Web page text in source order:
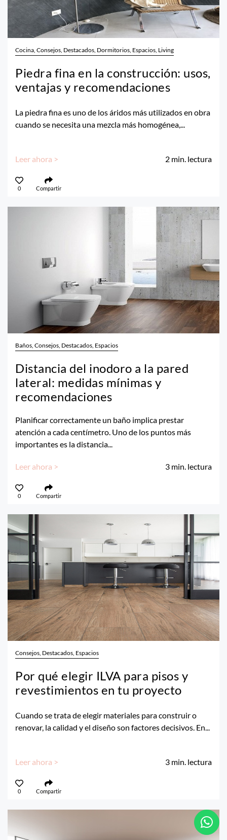
Cocina, Consejos, Destacados, Dormitorios, Espacios, Living
Piedra fina en la construcción: usos,
ventajas y recomendaciones
La piedra fina es uno de los áridos más utilizados en obra
cuando se necesita una mezcla más homogénea,...
Leer ahora > 2 min. lectura
0 Compartir
Baños, Consejos, Destacados, Espacios
Distancia del inodoro a la pared
lateral: medidas mínimas y
recomendaciones
Planificar correctamente un baño implica prestar
atención a cada centímetro. Uno de los puntos más
importantes es la distancia...
Leer ahora > 3 min. lectura
0 Compartir
Consejos, Destacados, Espacios
Por qué elegir ILVA para pisos y
revestimientos en tu proyecto
Cuando se trata de elegir materiales para construir o
renovar, la calidad y el diseño son factores decisivos. En...
Leer ahora > 3 min. lectura
0 Compartir